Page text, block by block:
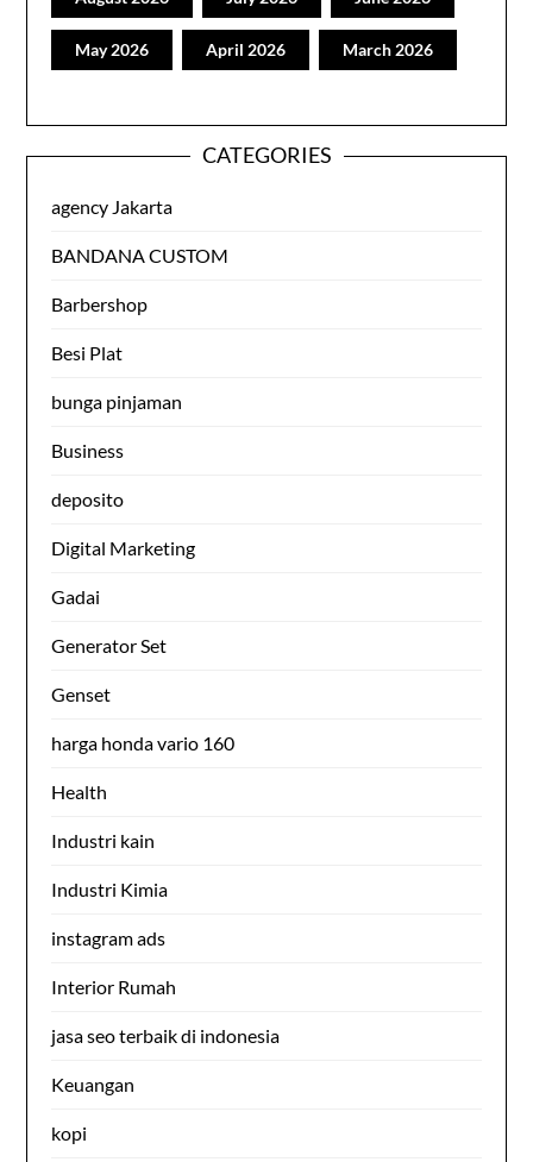
May 2026 April 2026 March 2026
CATEGORIES
agency Jakarta
BANDANA CUSTOM
Barbershop
Besi Plat
bunga pinjaman
Business
deposito
Digital Marketing
Gadai
Generator Set
Genset
harga honda vario 160
Health
Industri kain
Industri Kimia
instagram ads
Interior Rumah
jasa seo terbaik di indonesia
Keuangan
kopi